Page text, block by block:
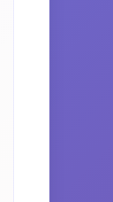
灯工